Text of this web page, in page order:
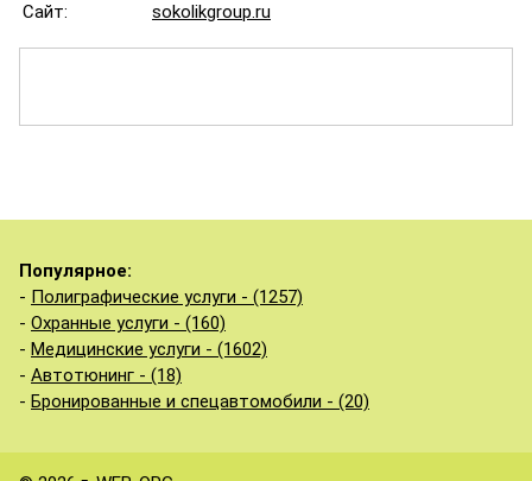
Сайт:
sokolikgroup.ru
Популярное:
- Полиграфические услуги - (1257)
- Охранные услуги - (160)
- Медицинские услуги - (1602)
- Автотюнинг - (18)
- Бронированные и спецавтомобили - (20)